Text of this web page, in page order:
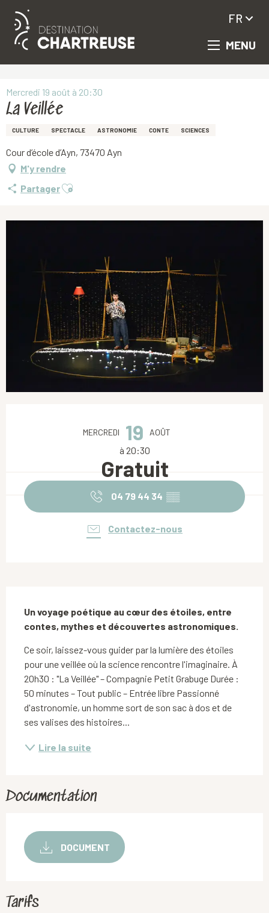
Aller
principal
MENU
FR
Mercredi 19 août à 20:30
La Veillée
CULTURE SPECTACLE ASTRONOMIE CONTE SCIENCES
Cour d’école d’Ayn, 73470 Ayn
M'y rendre
PartagerAjouter aux favoris
MERCREDI 19 AOÛT
à 20:30
Gratuit
04 79 44 34 ▒▒
Contactez-nous
Un voyage poétique au cœur des étoiles, entre
contes, mythes et découvertes astronomiques.
Ce soir, laissez-vous guider par la lumière des étoiles
pour une veillée où la science rencontre l'imaginaire. À
20h30 : "La Veillée" – Compagnie Petit Grabuge Durée :
50 minutes – Tout public – Entrée libre Passionné
d'astronomie, un homme sort de son sac à dos et de
ses valises des histoires...
Lire la suite
Documentation
DOCUMENT
Tarifs